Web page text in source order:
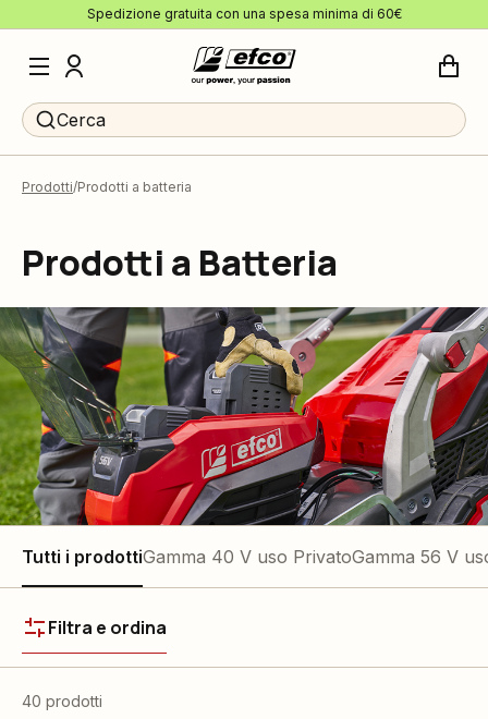
Spedizione gratuita con una spesa minima di 60€
Cerca
Prodotti Prodotti a batteria
Prodotti a Batteria
Tutti i prodottiGamma 40 V uso PrivatoGamma 56 V
Filtra e ordina
40 prodotti